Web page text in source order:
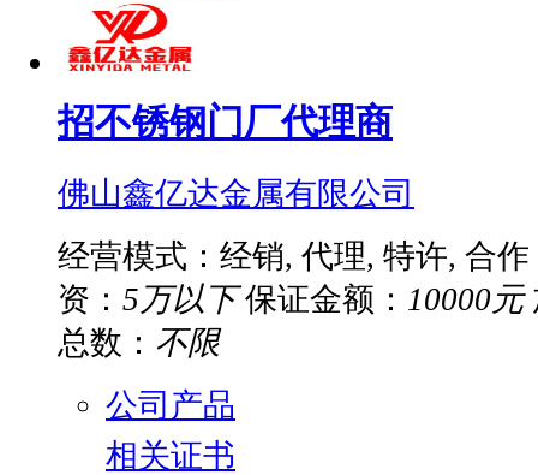
招不锈钢门厂代理商
佛山鑫亿达金属有限公司
经营模式：经销, 代理, 特许, 合作
资： 5万以下 保证金额： 10000元
总数： 不限
公司产品
相关证书